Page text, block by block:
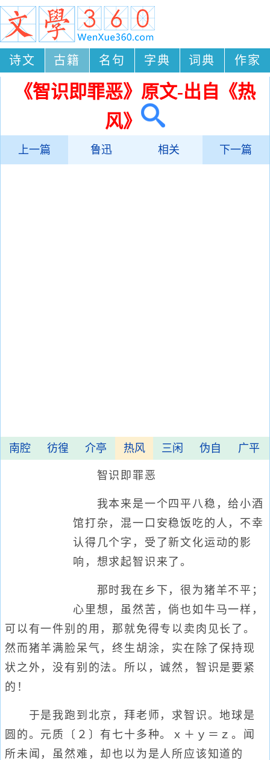
诗文 古籍 名句 字典 词典 作家
《智识即罪恶》原文-出自《热
风》
上一篇 鲁迅 相关 下一篇
南腔 彷徨 介亭 热风 三闲 伪自 广平
智识即罪恶
我本来是一个四平八稳，给小酒
馆打杂，混一口安稳饭吃的人，不幸
认得几个字，受了新文化运动的影
响，想求起智识来了。
那时我在乡下，很为猪羊不平；
心里想，虽然苦，倘也如牛马一样，
可以有一件别的用，那就免得专以卖肉见长了。
然而猪羊满脸呆气，终生胡涂，实在除了保持现
状之外，没有别的法。所以，诚然，智识是要紧
的！
于是我跑到北京，拜老师，求智识。地球是
圆的。元质〔２〕有七十多种。ｘ＋ｙ＝ｚ。闻
所未闻，虽然难，却也以为是人所应该知道的